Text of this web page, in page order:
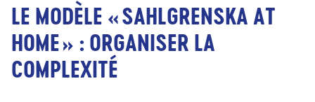
LE MODÈLE « SAHLGRENSKA AT
HOME » : ORGANISER LA
COMPLEXITÉ